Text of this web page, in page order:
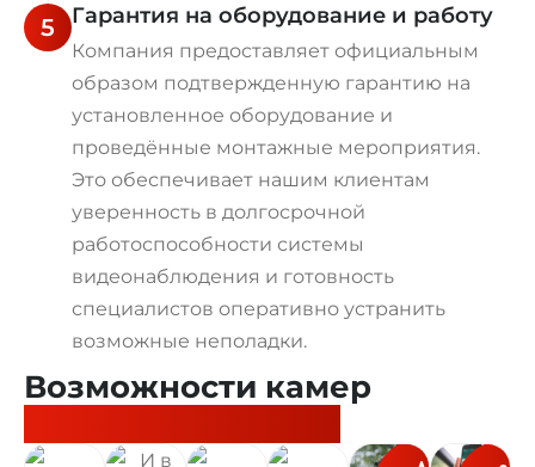
5 Гарантия на оборудование и работу
Компания предоставляет официальным
образом подтвержденную гарантию на
установленное оборудование и
проведённые монтажные мероприятия.
Это обеспечивает нашим клиентам
уверенность в долгосрочной
работоспособности системы
видеонаблюдения и готовность
специалистов оперативно устранить
возможные неполадки.
Возможности камер